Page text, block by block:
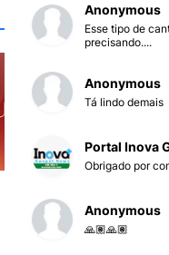
Anonymous
Esse tipo de
precisando....
Anonymous
Tá lindo demais
Portal Inova
Obrigado por
Anonymous
🙏🏽🙏🏽